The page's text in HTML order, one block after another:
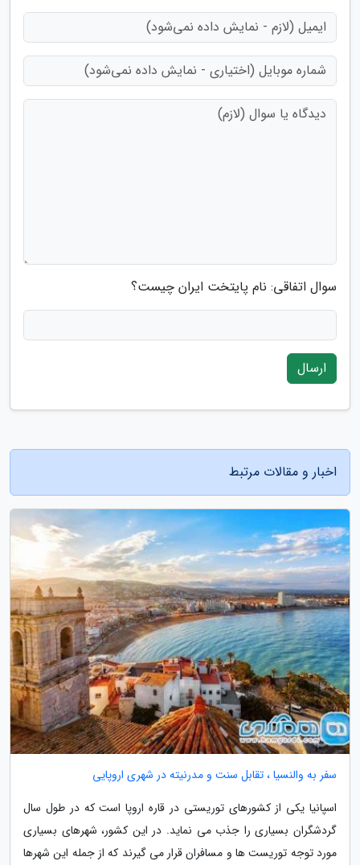
سوال اتفاقی: نام پایتخت ایران چیست؟
ارسال
اخبار و مقالات مرتبط
سفر به والنسیا ، تقابل سنت و مدرنیته در شهری اروپایی
اسپانیا یکی از کشورهای توریستی در قاره اروپا است که در طول سال
گردشگران بسیاری را جذب می نماید. در این کشور، شهرهای بسیاری
مورد توجه توریست ها و مسافران قرار می گیرند که از جمله این شهرها